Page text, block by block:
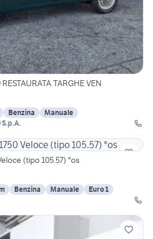
TARGHE VEN
Benzina
Manuale
S.p.A.
(tipo 105.57) "os
Benzina Manuale
Euro 1